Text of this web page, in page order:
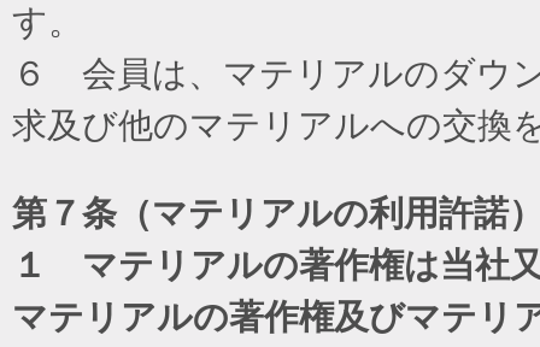
す。
６ 会員は、マテリアルのダウ
求及び他のマテリアルへの交換
第７条（マテリアルの利用許諾
１ マテリアルの著作権は当社
マテリアルの著作権及びマテリ